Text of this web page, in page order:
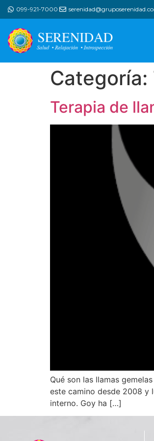
099-921-7000
Categoría:
Terapia de
Qué son las llamas
este camino desde 2008 y
interno. Goy ha […]